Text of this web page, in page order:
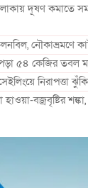
দূষণ কমাতে
নৌকাভ্রমণে
৫৪ কেজির তবল
নিরাপত্তা
বজ্রবৃষ্টির
শঙ্কা
বজ্রবৃষ্টির আভাস,
বন্যার আভাস,